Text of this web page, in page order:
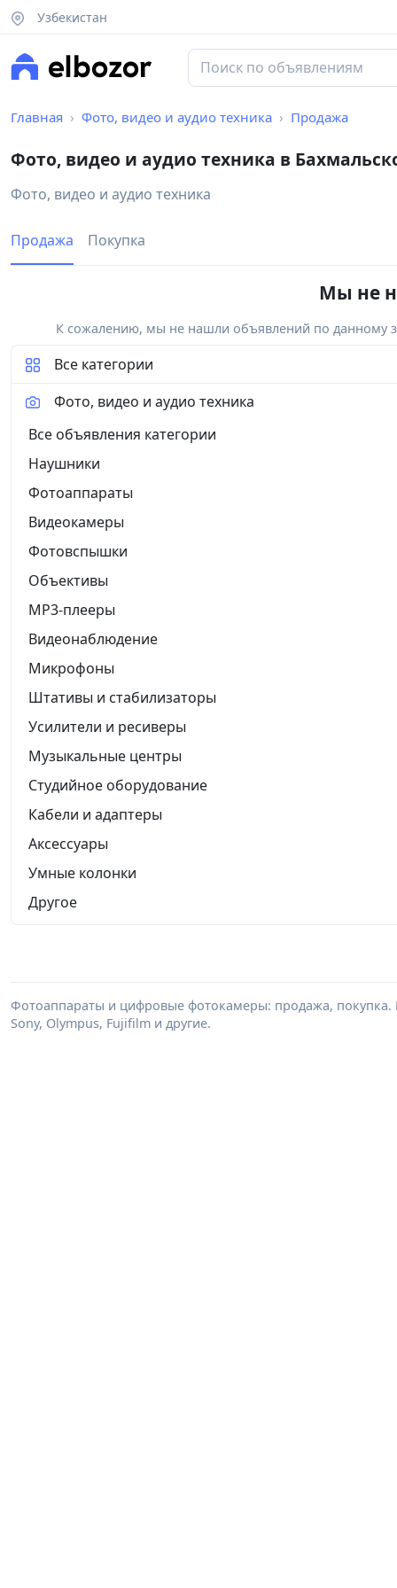
Узбекистан
Главная Фото, видео и аудио техника Продажа
Фото, видео и аудио техника в
Фото, видео и аудио техника
Продажа Покупка
Мы не
К сожалению, мы не нашли объявлений по данному
Все категории
Фото, видео и аудио техника
Все объявления категории
Наушники
Фотоаппараты
Видеокамеры
Фотовспышки
Объективы
MP3-плееры
Видеонаблюдение
Микрофоны
Штативы и стабилизаторы
Усилители и ресиверы
Музыкальные центры
Студийное оборудование
Кабели и адаптеры
Аксессуары
Умные колонки
Другое
Фотоаппараты и цифровые фотокамеры: продажа, покупка.
Sony, Olympus, Fujifilm и другие.